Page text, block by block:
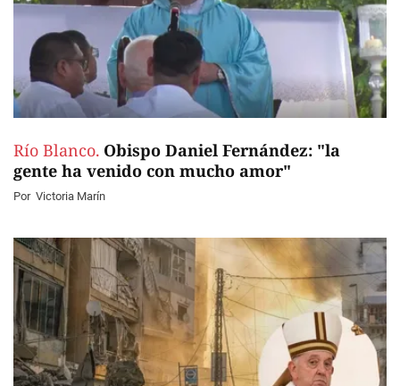
Río Blanco. Obispo Daniel Fernández: "la
gente ha venido con mucho amor"
Por Victoria Marín